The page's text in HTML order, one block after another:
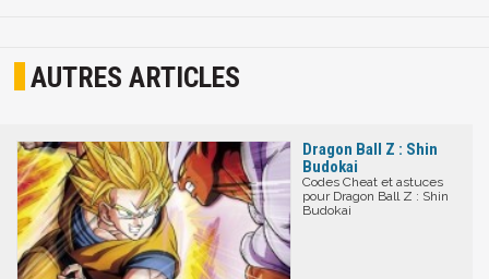
AUTRES ARTICLES
Dragon Ball Z : Shin
Budokai
Codes Cheat et astuces
pour Dragon Ball Z : Shin
Budokai